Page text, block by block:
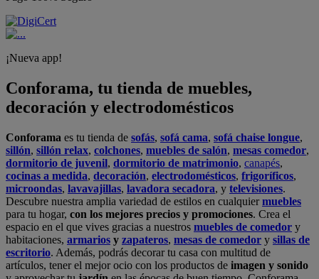
¡Nueva app!
Conforama, tu tienda de muebles,
decoración y electrodomésticos
Conforama es tu tienda de sofás, sofá cama, sofá chaise longue,
sillón, sillón relax, colchones, muebles de salón, mesas comedor,
dormitorio de juvenil, dormitorio de matrimonio, canapés,
cocinas a medida, decoración, electrodomésticos, frigoríficos,
microondas, lavavajillas, lavadora secadora, y televisiones.
Descubre nuestra amplia variedad de estilos en cualquiermuebles
para tu hogar, con los mejores precios y promociones. Crea el
espacio en el que vives gracias a nuestros muebles de comedor y
habitaciones, armarios y zapateros, mesas de comedor y sillas de
escritorio. Además, podrás decorar tu casa con multitud de
artículos, tener el mejor ocio con los productos de imagen y sonido